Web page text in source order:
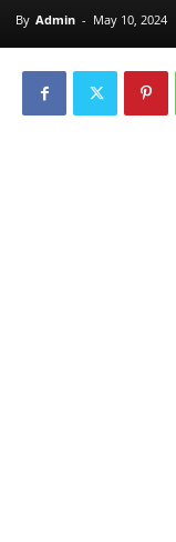
By Admin - May 10, 2024